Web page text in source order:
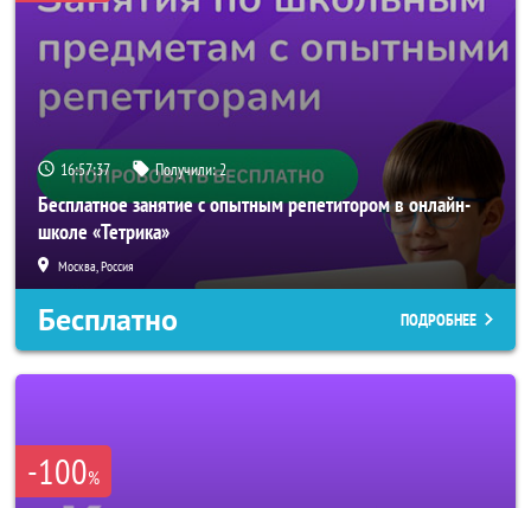
16:57:34 Получили:2
Бесплатное занятие с опытным репетитором в онлайн-
школе «Тетрика»
Москва, Россия
Бесплатно ПОДРОБНЕЕ
-100%